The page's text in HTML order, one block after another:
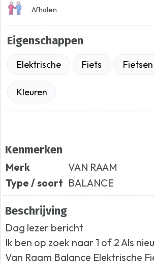
Afhalen
Eigenschappen
Elektrische Fiets Fietsen
Kleuren
Kenmerken
Merk
VAN RAAM
Type / soort BALANCE
Beschrijving
Dag lezer bericht
Ik ben op zoek naar 1 of 2 Als
Van Raam Balance Elektrische